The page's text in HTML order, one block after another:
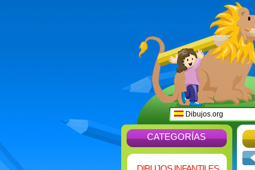
Dibujos.org
CATEGORÍAS